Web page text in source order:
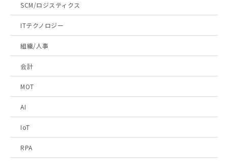
SCM/ロジスティクス
ITテクノロジー
組織/人事
会計
MOT
AI
IoT
RPA